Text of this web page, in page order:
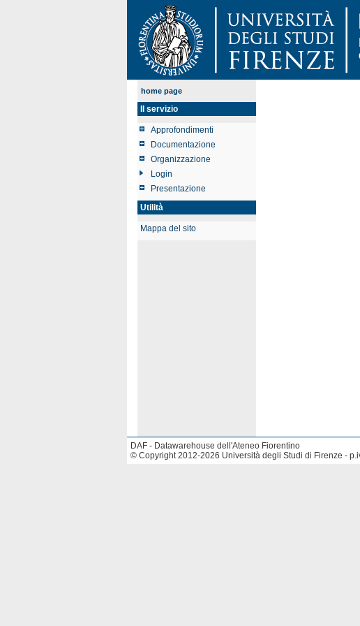
home page
Il servizio
Approfondimenti
Documentazione
Organizzazione
Login
Presentazione
Utilità
Mappa del sito
DAF - Datawarehouse dell'Ateneo Fiorentino
© Copyright 2012-2026 Università degli Studi di Firenze -